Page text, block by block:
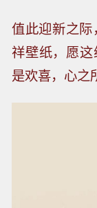
值此迎新之
祥壁纸，愿
是欢喜，心之